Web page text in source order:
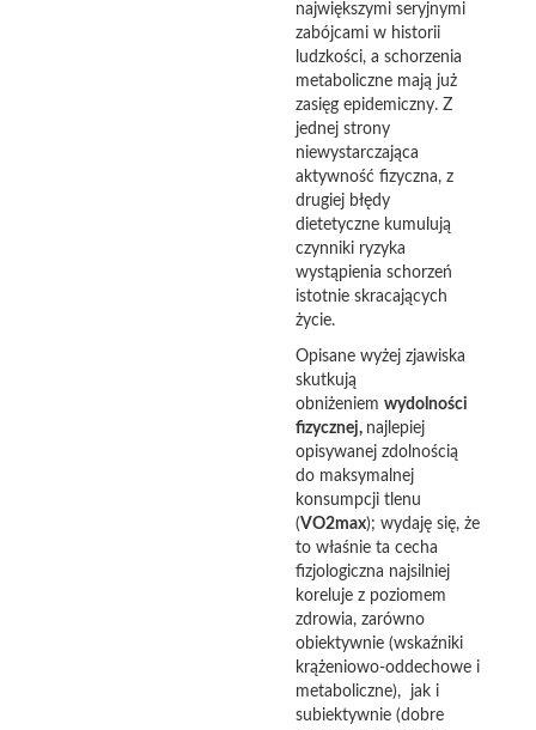
największymi seryjnymi
zabójcami w historii
ludzkości, a schorzenia
metaboliczne mają już
zasięg epidemiczny. Z
jednej strony
niewystarczająca
aktywność fizyczna, z
drugiej błędy
dietetyczne kumulują
czynniki ryzyka
wystąpienia schorzeń
istotnie skracających
życie.
Opisane wyżej zjawiska
skutkują
obniżeniem wydolności
fizycznej, najlepiej
opisywanej zdolnością
do maksymalnej
konsumpcji tlenu
(VO2max); wydaję się, że
to właśnie ta cecha
fizjologiczna najsilniej
koreluje z poziomem
zdrowia, zarówno
obiektywnie (wskaźniki
krążeniowo-oddechowe i
metaboliczne), jak i
subiektywnie (dobre